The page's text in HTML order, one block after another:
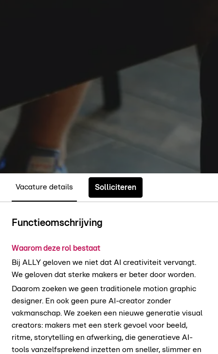
Vacature details Solliciteren
Functieomschrijving
Waarom deze rol bestaat
Bij ALLY geloven we niet dat AI creativiteit vervangt.
We geloven dat sterke makers er beter door worden.
Daarom zoeken we geen traditionele motion graphic
designer. En ook geen pure AI-creator zonder
vakmanschap. We zoeken een nieuwe generatie visual
creators: makers met een sterk gevoel voor beeld,
ritme, storytelling en afwerking, die generatieve AI-
tools vanzelfsprekend inzetten om sneller, slimmer en